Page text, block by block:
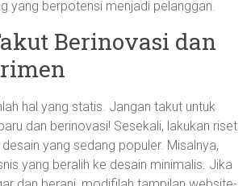
yang berpotensi menjadi pelanggan.
Berinovasi dan
hal yang statis. Jangan takut untuk
dan berinovasi! Sesekali, lakukan riset
yang sedang populer. Misalnya,
yang beralih ke desain minimalis. Jika